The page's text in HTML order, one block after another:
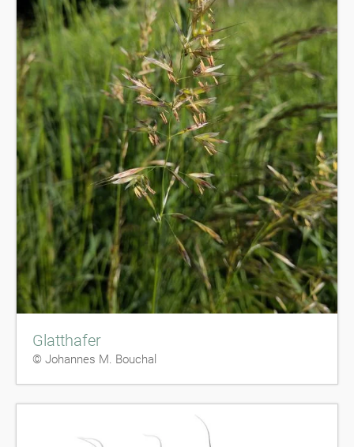
Glatthafer
© Johannes M. Bouchal